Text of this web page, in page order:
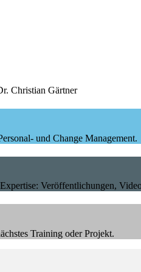
Christian Gärtner
und Change Management.
Veröffentlichungen,
Training oder Projekt.